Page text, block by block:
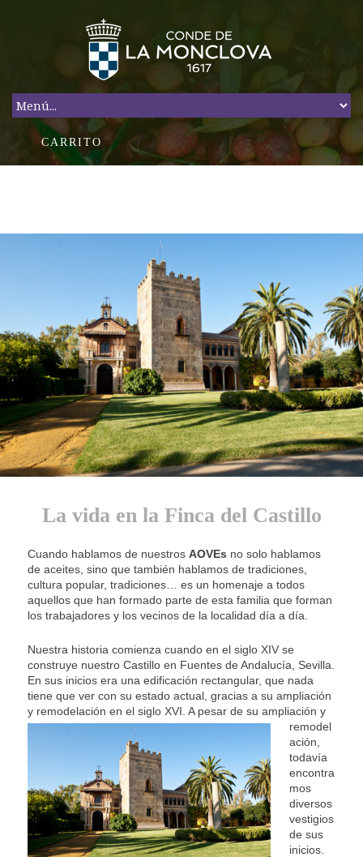
CARRITO
La vida en la Finca del Castillo
Cuando hablamos de nuestrosAOVEs no solo hablamos
de aceites, sino que también hablamos de tradiciones,
cultura popular, tradiciones… es un homenaje a todos
aquellos que han formado parte de esta familia que forman
los trabajadores y los vecinos de la localidad día a día.
Nuestra historia comienza cuando en el siglo XIV se
construye nuestro Castillo en Fuentes de Andalucía, Sevilla.
En sus inicios era una edificación rectangular, que nada
tiene que ver con su estado actual, gracias a su ampliación
y remodelación en el siglo XVI. A pesarde su ampliación y
remodel
ación,
todavía
encontra
mos
diversos
vestigios
de sus
inicios.